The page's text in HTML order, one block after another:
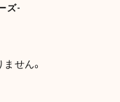
ズ-
せん。